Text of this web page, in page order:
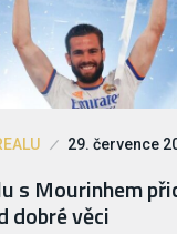
29. července
s Mourinhem
dobré věci